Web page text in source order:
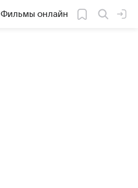
Фильмы онлайн